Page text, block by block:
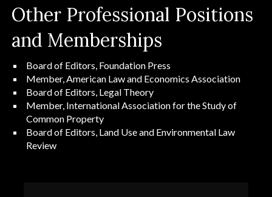
Other Professional Positions
and Memberships
Board of Editors, Foundation Press
Member, American Law and Economics Association
Board of Editors, Legal Theory
Member, International Association for the Study of
Common Property
Board of Editors, Land Use and Environmental Law
Review